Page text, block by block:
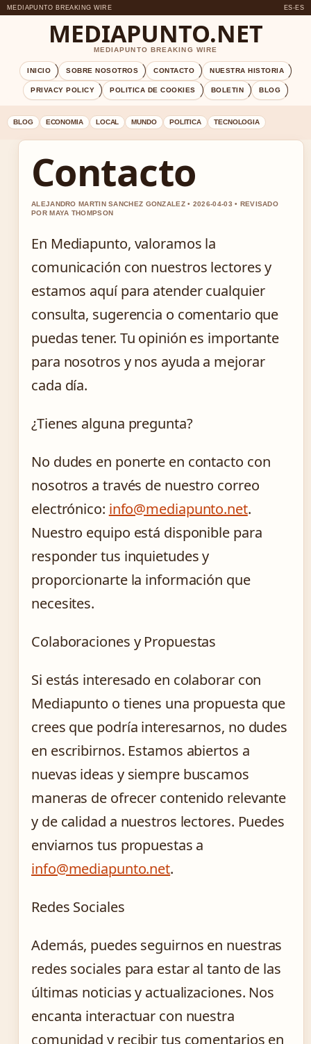
MEDIAPUNTO BREAKING WIRE ES-ES
MEDIAPUNTO.NET
MEDIAPUNTO BREAKING WIRE
INICIO SOBRE NOSOTROS CONTACTO NUESTRA HISTORIA
PRIVACY POLICY POLITICA DE COOKIES BOLETIN BLOG
BLOG ECONOMIA LOCAL MUNDO POLITICA TECNOLOGIA
Contacto
ALEJANDRO MARTIN SANCHEZ GONZALEZ • 2026-04-03 • REVISADO
POR MAYA THOMPSON
En Mediapunto, valoramos la
comunicación con nuestros lectores y
estamos aquí para atender cualquier
consulta, sugerencia o comentario que
puedas tener. Tu opinión es importante
para nosotros y nos ayuda a mejorar
cada día.
¿Tienes alguna pregunta?
No dudes en ponerte en contacto con
nosotros a través de nuestro correo
electrónico: info@mediapunto.net.
Nuestro equipo está disponible para
responder tus inquietudes y
proporcionarte la información que
necesites.
Colaboraciones y Propuestas
Si estás interesado en colaborar con
Mediapunto o tienes una propuesta que
crees que podría interesarnos, no dudes
en escribirnos. Estamos abiertos a
nuevas ideas y siempre buscamos
maneras de ofrecer contenido relevante
y de calidad a nuestros lectores. Puedes
enviarnos tus propuestas a
info@mediapunto.net.
Redes Sociales
Además, puedes seguirnos en nuestras
redes sociales para estar al tanto de las
últimas noticias y actualizaciones. Nos
encanta interactuar con nuestra
comunidad y recibir tus comentarios en